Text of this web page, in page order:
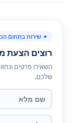
✦ שירות בתחום
רוצים הצעת
השאירו פרטים
שלכם.